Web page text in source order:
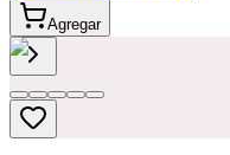
Agregar